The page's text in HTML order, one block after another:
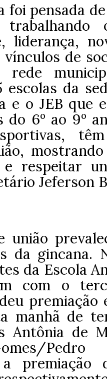
foi pensada
liderança,
de
rede
escolas da
e o JEB que
do 6º ao 9º
respeitar
Jeferson
união
da gincana.
da Escola
com o
premiação
manhã de
Antônia de
Pedro
a